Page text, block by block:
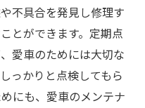
不具合を発見し修理す
とができます。定期点
愛車のためには大切な
っかりと点検してもら
にも、愛車のメンテナ